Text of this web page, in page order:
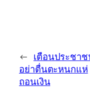
← เตือนประชา
อย่าตื่นตะหนกแห่
ถอนเงิน